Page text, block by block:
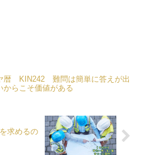
暦 KIN242 難問は簡単に答えが出
からこそ価値がある
求めるの